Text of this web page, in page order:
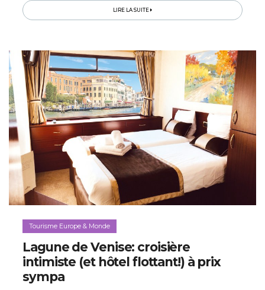
continue de faire...
LIRE LA SUITE
Tourisme Europe & Monde
Lagune de Venise: croisière
intimiste (et hôtel flottant!) à prix
sympa